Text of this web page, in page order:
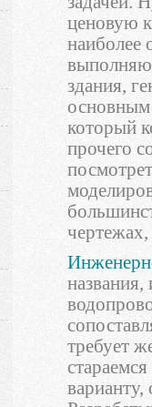
ценовую
наиболее
здания,
основным
который
прочего
требует
варианту,